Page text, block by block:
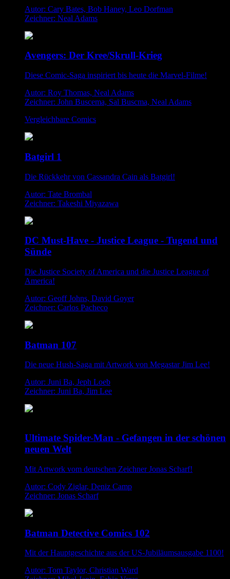
Autor: Cary Bates, Bob Haney, Leo Dorfman
Zeichner: Neal Adams
Avengers: Der Kree/Skrull-Krieg
Diese Comic-Saga inspiriert bis heute die Marvel-Filme!
Autor: Roy Thomas, Neal Adams
Zeichner: John Buscema, Sal Buscma, Neal Adams
Vergleichbare Comics
Batgirl 1
Die Rückkehr von Cassandra Cain als Batgirl!
Autor: Tate Brombal
Zeichner: Takeshi Miyazawa
DC Must-Have - Justice League - Tugend und
Sünde
Die Justice Society of America und die Justice League of
America!
Autor: Geoff Johns, David Goyer
Zeichner: Carlos Pacheco
Batman 107
Die neue Hush-Saga mit Artwork von Megastar Jim Lee!
Autor: Juni Ba, Jeph Loeb
Zeichner: Juni Ba, Jim Lee
Ultimate Spider-Man - Gefangen in der schönen
neuen Welt
Mit Artwork vom deutschen Zeichner Jonas Scharf!
Autor: Cody Ziglar, Deniz Camp
Zeichner: Jonas Scharf
Batman Detective Comics 102
Mit der Hauptgeschichte aus der US-Jubiläumsausgabe 1100!
Autor: Tom Taylor, Christian Ward